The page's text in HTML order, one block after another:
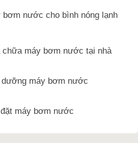
bơm nước cho bình nóng lạnh
chữa máy bơm nước tại nhà
dưỡng máy bơm nước
máy bơm nước